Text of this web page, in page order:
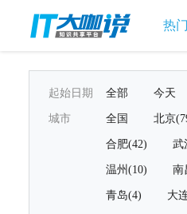
热
起始日期 全部 今天
城市 全国 北京
合肥(42) 武
温州(10) 南
青岛(4) 大